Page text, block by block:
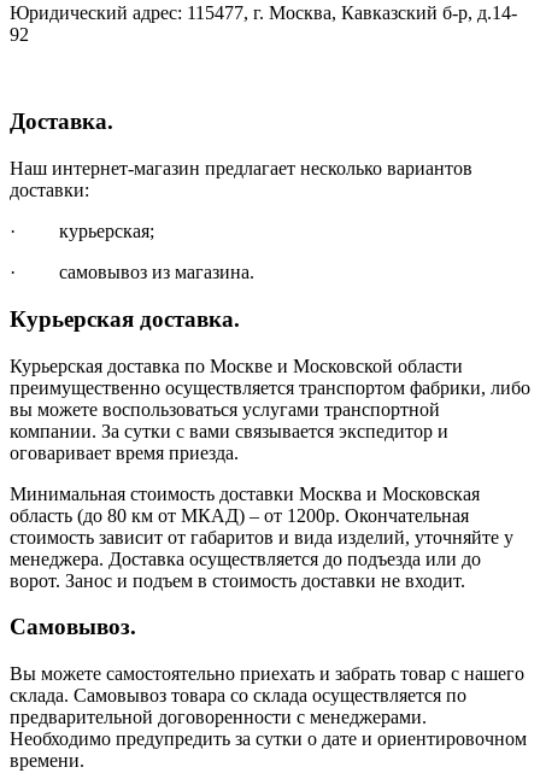
Юридический адрес: 115477, г. Москва, Кавказский б-р, д.14-
92
Доставка.
Наш интернет-магазин предлагает несколько вариантов
доставки:
· курьерская;
· самовывоз из магазина.
Курьерская доставка.
Курьерская доставка по Москве и Московской области
преимущественно осуществляется транспортом фабрики, либо
вы можете воспользоваться услугами транспортной
компании. За сутки с вами связывается экспедитор и
оговаривает время приезда.
Минимальная стоимость доставки Москва и Московская
область (до 80 км от МКАД) – от 1200р. Окончательная
стоимость зависит от габаритов и вида изделий, уточняйте у
менеджера. Доставка осуществляется до подъезда или до
ворот. Занос и подъем в стоимость доставки не входит.
Самовывоз.
Вы можете самостоятельно приехать и забрать товар с нашего
склада. Самовывоз товара со склада осуществляется по
предварительной договоренности с менеджерами.
Необходимо предупредить за сутки о дате и ориентировочном
времени.